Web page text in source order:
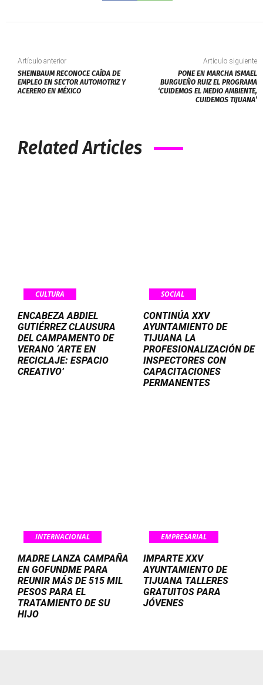
Artículo anterior
SHEINBAUM RECONOCE CAÍDA DE
EMPLEO EN SECTOR AUTOMOTRIZ Y
ACERERO EN MÉXICO
Artículo siguiente
PONE EN MARCHA ISMAEL
BURGUEÑO RUIZ EL PROGRAMA
‘CUIDEMOS EL MEDIO AMBIENTE,
CUIDEMOS TIJUANA’
Related Articles
CULTURA
ENCABEZA ABDIEL
GUTIÉRREZ CLAUSURA
DEL CAMPAMENTO DE
VERANO ‘ARTE EN
RECICLAJE: ESPACIO
CREATIVO’
SOCIAL
CONTINÚA XXV
AYUNTAMIENTO DE
TIJUANA LA
PROFESIONALIZACIÓN DE
INSPECTORES CON
CAPACITACIONES
PERMANENTES
INTERNACIONAL
MADRE LANZA CAMPAÑA
EN GOFUNDME PARA
REUNIR MÁS DE 515 MIL
PESOS PARA EL
TRATAMIENTO DE SU
HIJO
EMPRESARIAL
IMPARTE XXV
AYUNTAMIENTO DE
TIJUANA TALLERES
GRATUITOS PARA
JÓVENES